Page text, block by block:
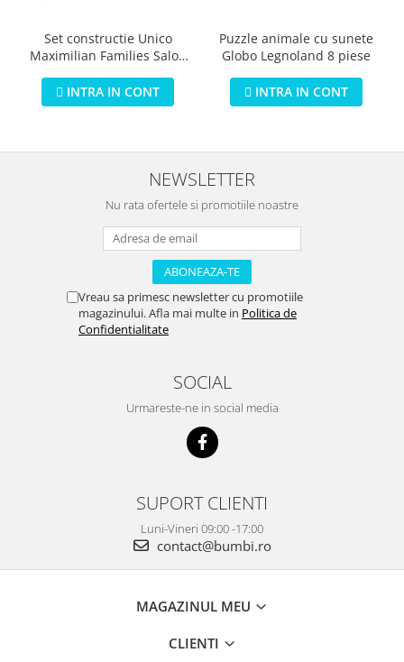
Set constructie Unico
Maximilian Families Salon
INTRA IN CONT
Puzzle animale cu sunete
Globo Legnoland 8 piese
INTRA IN CONT
NEWSLETTER
Nu rata ofertele si promotiile noastre
Vreau sa primesc newsletter cu promotiile
magazinului. Afla mai multe in Politica de
Confidentialitate
SOCIAL
Urmareste-ne in social media
SUPORT CLIENTI
Luni-Vineri 09:00 -17:00
contact@bumbi.ro
MAGAZINUL MEU
CLIENTI